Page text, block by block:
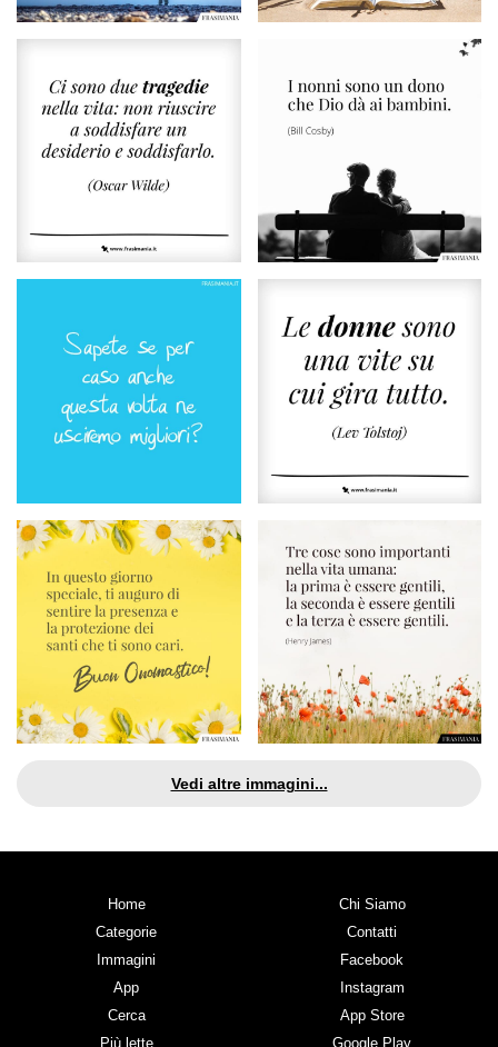
Vedi altre immagini...
Home
Categorie
Immagini
App
Cerca
Più lette
Chi Siamo
Contatti
Facebook
Instagram
App Store
Google Play